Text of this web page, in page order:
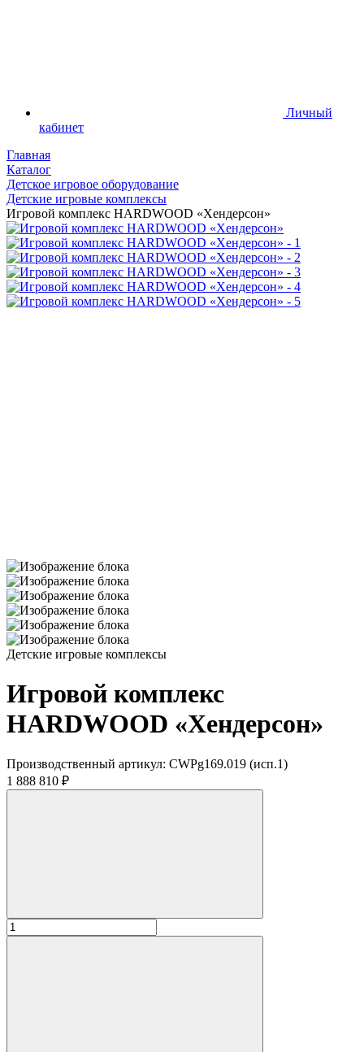
Личный
кабинет
Главная
Каталог
Детское игровое оборудование
Детские игровые комплексы
Игровой комплекс HARDWOOD «Хендерсон»
Детские игровые комплексы
Игровой комплекс
HARDWOOD «Хендерсон»
Производственный артикул: CWPg169.019 (исп.1)
1 888 810 ₽